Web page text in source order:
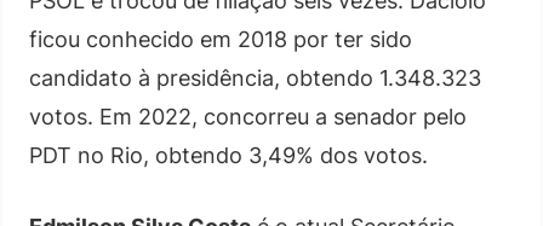
ficou conhecido em 2018 por ter sido
candidato à presidência, obtendo 1.348.323
votos. Em 2022, concorreu a senador pelo
PDT no Rio, obtendo 3,49% dos votos.